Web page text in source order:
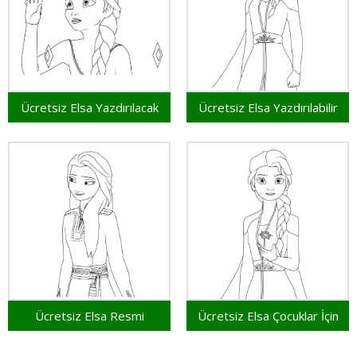
Ücretsiz Elsa Yazdırılacak Ücretsiz Elsa Yazdırılabilir
Ücretsiz Elsa Resmi Ücretsiz Elsa Çocuklar İçin